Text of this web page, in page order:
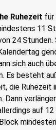
Ruhezeit für
11
24 Stunden.
sich auch
Es besteht
die Ruhezeit
Dann
auf